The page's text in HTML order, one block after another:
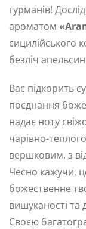
гурманів!
ароматом
сицилійського
безліч
Вас підкорить
поєднання
надає ноту
чарівно-
вершковим, з
Чесно кажучи,
божественне
вишуканості
Своєю